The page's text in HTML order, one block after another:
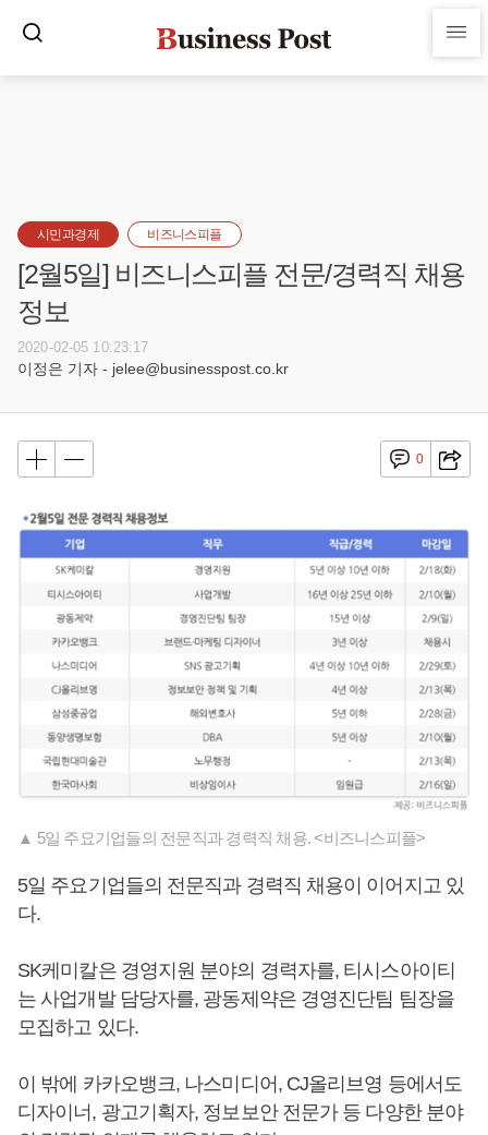
시민과경제 비즈니스피플
[2월5일] 비즈니스피플 전문/경력직 채용
정보
2020-02-05 10:23:17
이정은 기자 - jelee@businesspost.co.kr
0
▲ 5일 주요기업들의 전문직과 경력직 채용. <비즈니스피플>
5일 주요기업들의 전문직과 경력직 채용이 이어지고 있
다.
SK케미칼은 경영지원 분야의 경력자를, 티시스아이티
는 사업개발 담당자를, 광동제약은 경영진단팀 팀장을
모집하고 있다.
이 밖에 카카오뱅크, 나스미디어, CJ올리브영 등에서도
디자이너, 광고기획자, 정보보안 전문가 등 다양한 분야